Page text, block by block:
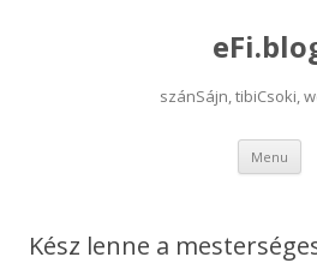
szánSájn, tibiCsoki,
Menu
Kész lenne a